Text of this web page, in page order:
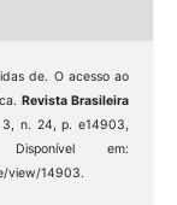
de. O acesso ao
Revista Brasileira
n. 24, p. e14903,
Disponível em:
view/14903.